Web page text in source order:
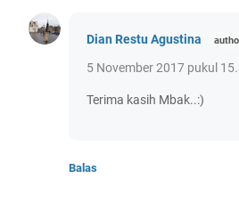
Dian Restu Agustina
5 November 2017 pukul
Terima kasih Mbak..:)
Balas